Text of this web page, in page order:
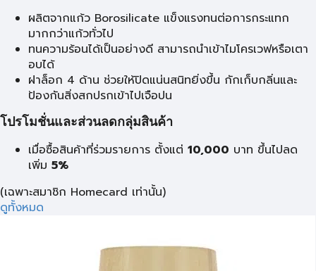
ผลิตจากแก้ว Borosilicate แข็งแรงทนต่อการกระแทก
มากกว่าแก้วทั่วไป
ทนความร้อนได้เป็นอย่างดี สามารถนำเข้าไมโครเวฟหรือเตา
อบได้
ฝาล็อก 4 ด้าน ช่วยให้ปิดแน่นสนิทยิ่งขึ้น กักเก็บกลิ่นและ
ป้องกันสิ่งสกปรกเข้าไปเจือปน
โปรโมชั่นและส่วนลดกลุ่มสินค้า
เมื่อซื้อสินค้าที่ร่วมรายการ ตั้งแต่ 10,000 บาท ขึ้นไปลด
เพิ่ม 5%
(เฉพาะสมาชิก Homecard เท่านั้น)
ดูทั้งหมด